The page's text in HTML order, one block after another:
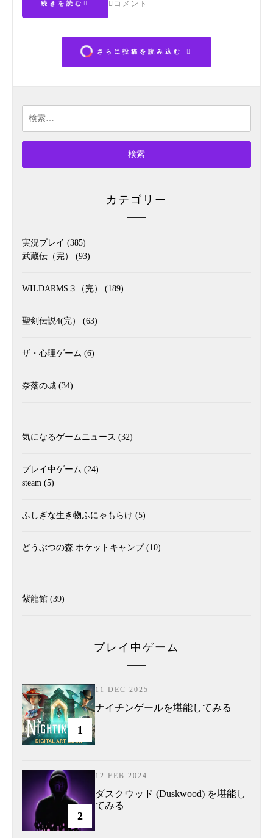
続きを読む コメント
さらに投稿を読み込む
索:
カテゴリー
実況プレイ (385)
武蔵伝（完）
(93)
WILDARMS３（完） (189)
聖剣伝説4(完） (63)
ザ・心理ゲーム (6)
奈落の城 (34)
気になるゲームニュース (32)
プレイ中ゲーム (24)
steam (5)
ふしぎな生き物ふにゃもらけ (5)
どうぶつの森 ポケットキャンプ(10)
紫龍館 (39)
プレイ中ゲーム
1
11 DEC 2025
ナイチンゲールを堪能してみる
2
12 FEB 2024
ダスクウッド (Duskwood) を堪能し
てみる